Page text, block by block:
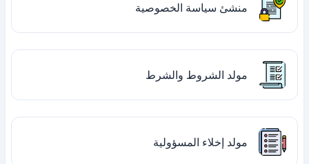
منشئ سياسة الخصوصية
مولد الشروط والشرط
مولد إخلاء المسؤولية